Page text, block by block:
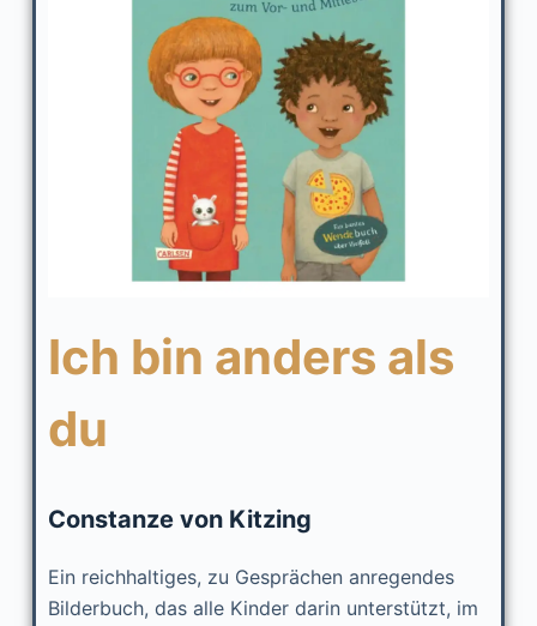
Ich bin anders als
du
Constanze von Kitzing
Ein reichhaltiges, zu Gesprächen anregendes
Bilderbuch, das alle Kinder darin unterstützt, im